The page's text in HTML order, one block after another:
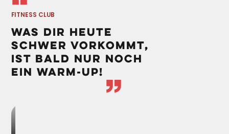
FITNESS CLUB
WAS DIR HEUTE
SCHWER VORKOMMT,
IST BALD NUR NOCH
EIN WARM-UP!